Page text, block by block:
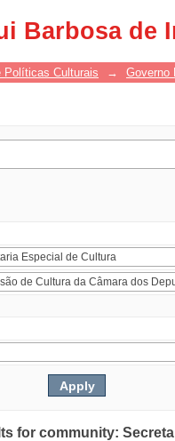
Barbosa de
Políticas Culturais → Governo
for community: